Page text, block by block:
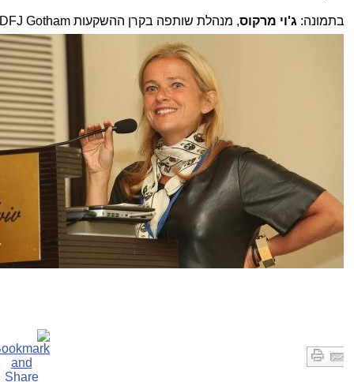
בתמונה:ג'וי מרקוס, מנהלת שותפה בקרן ההשקעותDFJ Gotham